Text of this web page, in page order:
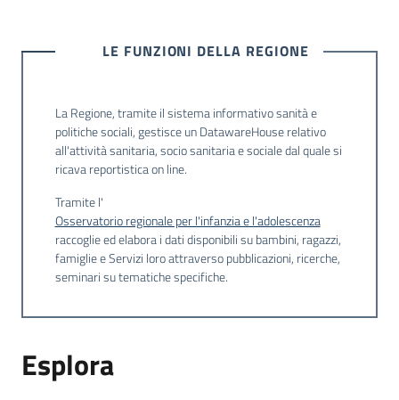
e
Statistiche
Metadati
su
LE FUNZIONI DELLA REGIONE
La Regione, tramite il sistema informativo sanità e
politiche sociali, gestisce un DatawareHouse relativo
all'attività sanitaria, socio sanitaria e sociale dal quale si
ricava reportistica on line.
Tramite l'
Osservatorio regionale per l'infanzia e l'adolescenza
raccoglie ed elabora i dati disponibili su bambini, ragazzi,
famiglie e Servizi loro attraverso pubblicazioni, ricerche,
seminari su tematiche specifiche.
Esplora